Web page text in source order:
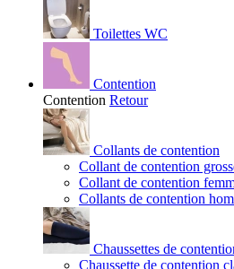
Toilettes WC
Contention
Contention Retour
Collants de contention
Collant de contention
Collant de contention
Collants de contention
Chaussettes de
Chaussette de contention